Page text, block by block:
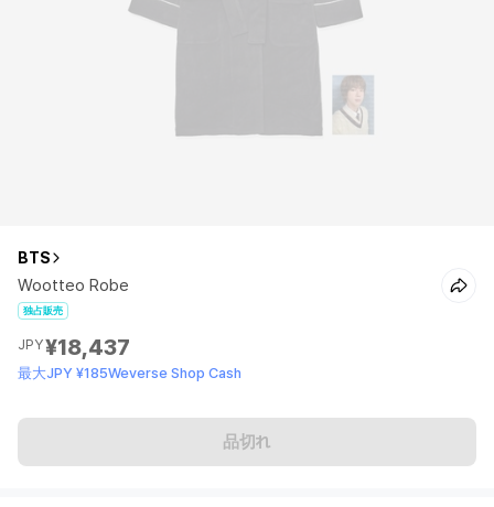
BTS
Wootteo Robe
独占販売
JPY¥18,437
最大JPY ¥185Weverse Shop Cash
品切れ